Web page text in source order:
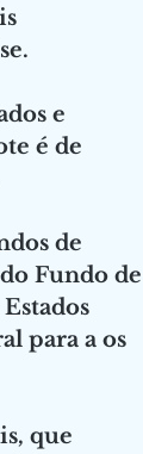
e
é de
de
Fundo de
para a os
que